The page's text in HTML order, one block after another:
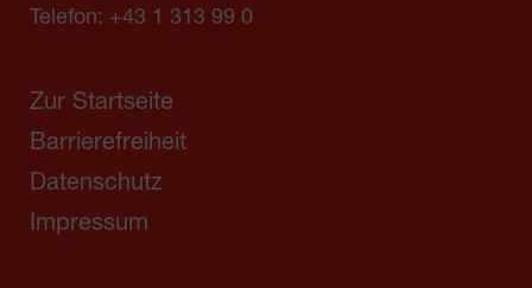
Telefon: +43 1 313 99 0
Zur Startseite
Barrierefreiheit
Datenschutz
Impressum